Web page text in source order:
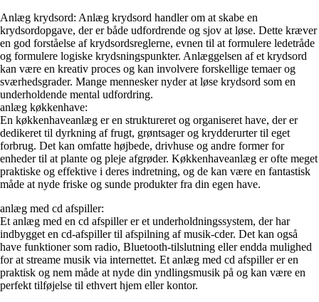
Anlæg krydsord: Anlæg krydsord handler om at skabe en
krydsordopgave, der er både udfordrende og sjov at løse. Dette kræver
en god forståelse af krydsordsreglerne, evnen til at formulere ledetråde
og formulere logiske krydsningspunkter. Anlæggelsen af et krydsord
kan være en kreativ proces og kan involvere forskellige temaer og
sværhedsgrader. Mange mennesker nyder at løse krydsord som en
underholdende mental udfordring.
anlæg køkkenhave:
En køkkenhaveanlæg er en struktureret og organiseret have, der er
dedikeret til dyrkning af frugt, grøntsager og krydderurter til eget
forbrug. Det kan omfatte højbede, drivhuse og andre former for
enheder til at plante og pleje afgrøder. Køkkenhaveanlæg er ofte meget
praktiske og effektive i deres indretning, og de kan være en fantastisk
måde at nyde friske og sunde produkter fra din egen have.
anlæg med cd afspiller:
Et anlæg med en cd afspiller er et underholdningssystem, der har
indbygget en cd-afspiller til afspilning af musik-cder. Det kan også
have funktioner som radio, Bluetooth-tilslutning eller endda mulighed
for at streame musik via internettet. Et anlæg med cd afspiller er en
praktisk og nem måde at nyde din yndlingsmusik på og kan være en
perfekt tilføjelse til ethvert hjem eller kontor.